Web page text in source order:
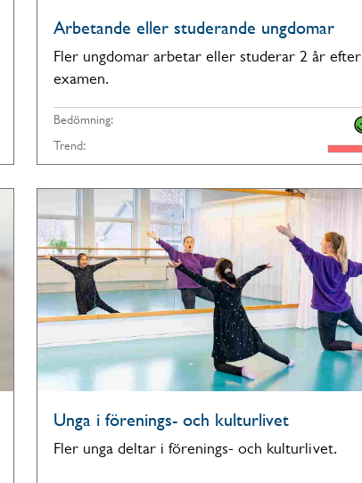
Arbetande eller studerande ungdomar
Fler ungdomar arbetar eller studerar 2 år efter
examen.
Bedömning:
Trend:
Unga i förenings- och kulturlivet
Fler unga deltar i förenings- och kulturlivet.